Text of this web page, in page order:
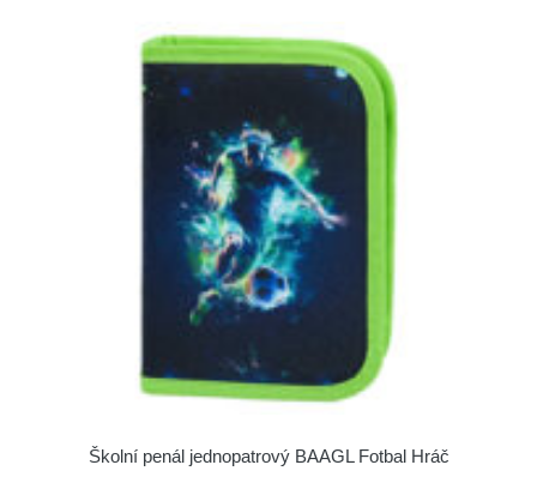
Školní penál jednopatrový BAAGL Fotbal Hráč